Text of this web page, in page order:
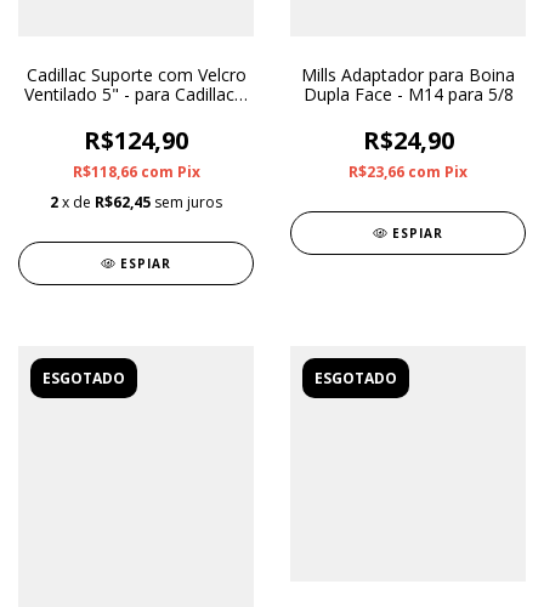
Cadillac Suporte com Velcro
Ventilado 5" - para Cadillac e
R$124,90
R$118,66 com Pix
2x de R$62,45 sem juros
ESPIAR
Mills Adaptador para Boina
Dupla Face - M14 para 5/8
R$24,90
R$23,66 com Pix
ESPIAR
ESGOTADO ESGOTADO